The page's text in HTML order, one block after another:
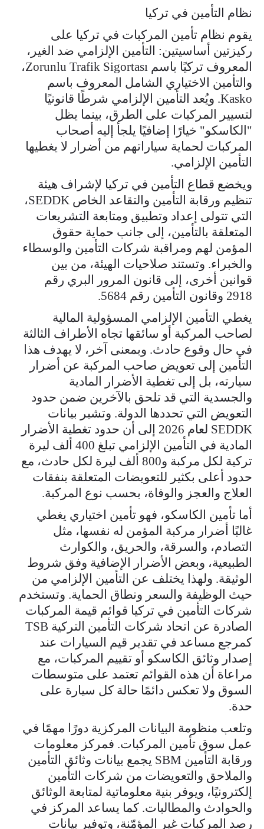
نظام التأمين في تركيا
يقوم نظام تأمين المركبات في تركيا على
ركيزتين أساسيتين: التأمين الإلزامي ضد الغير،
المعروف تركيًا باسم Zorunlu Trafik Sigortası،
والتأمين الاختياري الشامل المعروف باسم
Kasko. ويُعد التأمين الإلزامي شرطًا قانونيًا
لتسيير المركبات على الطرق، بينما يظل
"الكاسكو" خيارًا إضافيًا يلجأ إليه أصحاب
المركبات لحماية سياراتهم من أضرار لا يغطيها
التأمين الإلزامي.
ويخضع قطاع التأمين في تركيا لإشراف هيئة
تنظيم ورقابة التأمين والتقاعد الخاص SEDDK،
التي تتولى إعداد وتطبيق ومتابعة التشريعات
المتعلقة بالتأمين، إلى جانب حماية حقوق
المؤمن لهم ومراقبة شركات التأمين والوسطاء
والخبراء. وتستند صلاحيات الهيئة، من بين
قوانين أخرى، إلى قانون المرور البري رقم
2918 وقانون التأمين رقم 5684.
يغطي التأمين الإلزامي المسؤولية المالية
لصاحب المركبة أو سائقها تجاه الأطراف الثالثة
في حال وقوع حادث. وبمعنى آخر، لا يهدف هذا
التأمين إلى تعويض صاحب المركبة عن أضرار
سيارته، بل إلى تغطية الأضرار المادية
والجسدية التي قد تلحق بالآخرين ضمن حدود
التعويض التي تحددها الدولة. وتشير بيانات
SEDDK لعام 2026 إلى أن حدود تغطية الأضرار
المادية في التأمين الإلزامي تبلغ 400 ألف ليرة
تركية لكل مركبة و800 ألف ليرة لكل حادث، مع
حدود أعلى بكثير للتعويضات المتعلقة بنفقات
العلاج والعجز والوفاة، بحسب نوع المركبة.
أما تأمين الكاسكو، فهو تأمين اختياري يغطي
غالبًا أضرار مركبة المؤمن له نفسها، مثل
التصادم، والسرقة، والحريق، والكوارث
الطبيعية، وبعض الأضرار الإضافية وفق شروط
الوثيقة. ولهذا يختلف عن التأمين الإلزامي من
حيث الوظيفة والسعر ونطاق الحماية. وتستخدم
شركات التأمين في تركيا قوائم قيمة المركبات
الصادرة عن اتحاد شركات التأمين التركية TSB
كمرجع مساعد في تقدير قيم السيارات عند
إصدار وثائق الكاسكو أو تقييم المركبات، مع
مراعاة أن هذه القوائم تعتمد على متوسطات
السوق ولا تعكس دائمًا حالة كل سيارة على
حدة.
وتلعب منظومة البيانات المركزية دورًا مهمًا في
عمل سوق تأمين المركبات. فمركز معلومات
ورقابة التأمين SBM يجمع بيانات وثائق التأمين
والملاحق والتعويضات من شركات التأمين
إلكترونيًا، ويوفر بنية معلوماتية لمتابعة الوثائق
والحوادث والمطالبات. كما يساعد المركز في
رصد المركبات غير المؤمّنة، وتوفير بيانات